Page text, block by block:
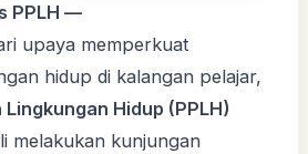
PPLH —
upaya memperkuat
hidup di kalangan pelajar,
Hidup (PPLH)
melakukan kunjungan